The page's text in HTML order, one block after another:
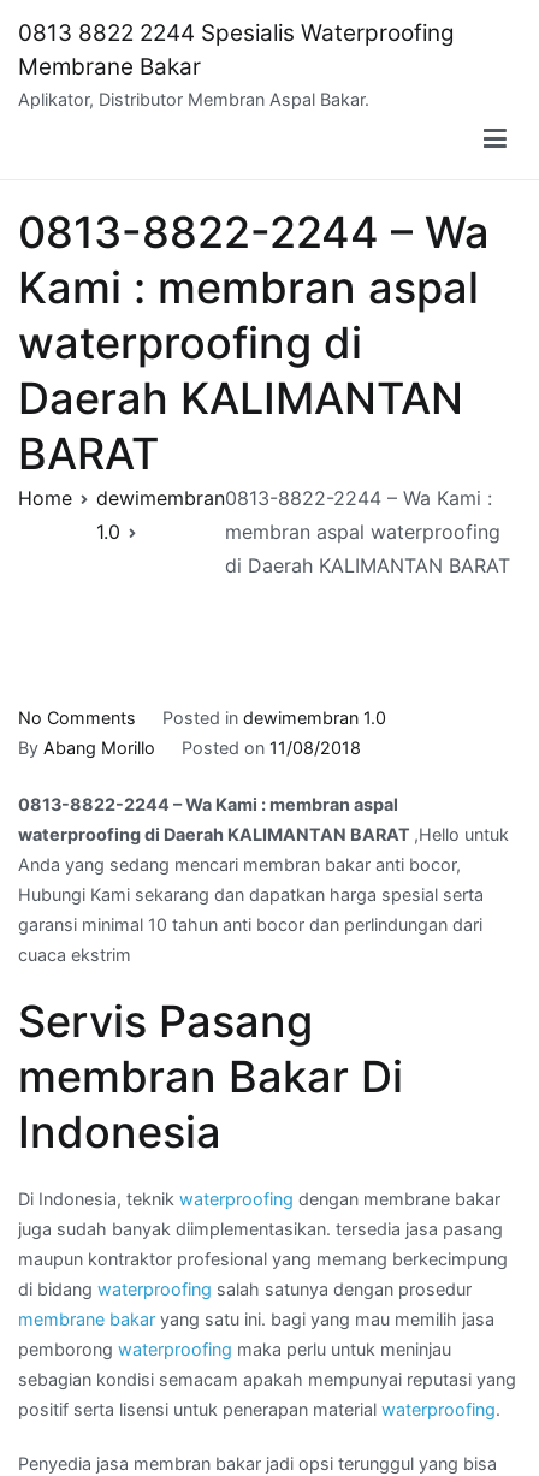
content
0813 8822 2244 Spesialis Waterproofing
Membrane Bakar
Aplikator, Distributor Membran Aspal Bakar.
0813-8822-2244 – Wa
Kami : membran aspal
waterproofing di
Daerah KALIMANTAN
BARAT
Home
dewimembran
1.0
0813-8822-2244 – Wa Kami :
membran aspal waterproofing
di Daerah KALIMANTAN BARAT
No Comments
0813-
2244
–
Wa
Kami
:
waterproofing
Daerah
BARAT
Posted in dewimembran 1.0
By Abang Morillo Posted on 11/08/2018
0813-8822-2244 – Wa Kami : membran aspal
waterproofing di Daerah KALIMANTAN BARAT ,Hello untuk
Anda yang sedang mencari membran bakar anti bocor,
Hubungi Kami sekarang dan dapatkan harga spesial serta
garansi minimal 10 tahun anti bocor dan perlindungan dari
cuaca ekstrim
Servis Pasang
membran Bakar Di
Indonesia
Di Indonesia, teknik waterproofing dengan membrane bakar
juga sudah banyak diimplementasikan. tersedia jasa pasang
maupun kontraktor profesional yang memang berkecimpung
di bidang waterproofing salah satunya dengan prosedur
membrane bakar yang satu ini. bagi yang mau memilih jasa
pemborong waterproofing maka perlu untuk meninjau
sebagian kondisi semacam apakah mempunyai reputasi yang
positif serta lisensi untuk penerapan material waterproofing.
Penyedia jasa membran bakar jadi opsi terunggul yang bisa